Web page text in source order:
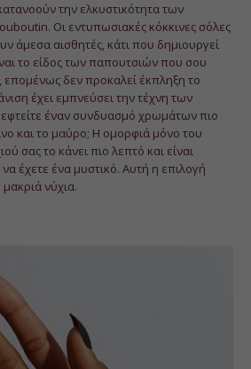
την ελκυστικότητα των
Οι εντυπωσιακές κόκκινες σόλες
άμεσα αισθητές, κάτι που δημιουργεί
το είδος των παπουτσιών που σου
δεν προκαλεί έκπληξη το
έχει εμπνεύσει την τέχνη των
έναν συνδυασμό χρωμάτων πιο
και το μαύρο; Η ομορφιά μόνο του
σας το κάνει πιο λεπτό και είναι
έχετε ένα μυστικό. Αυτή η επιλογή
νύχια.